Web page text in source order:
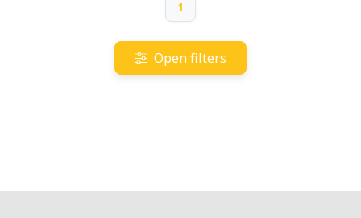
1
Open filters